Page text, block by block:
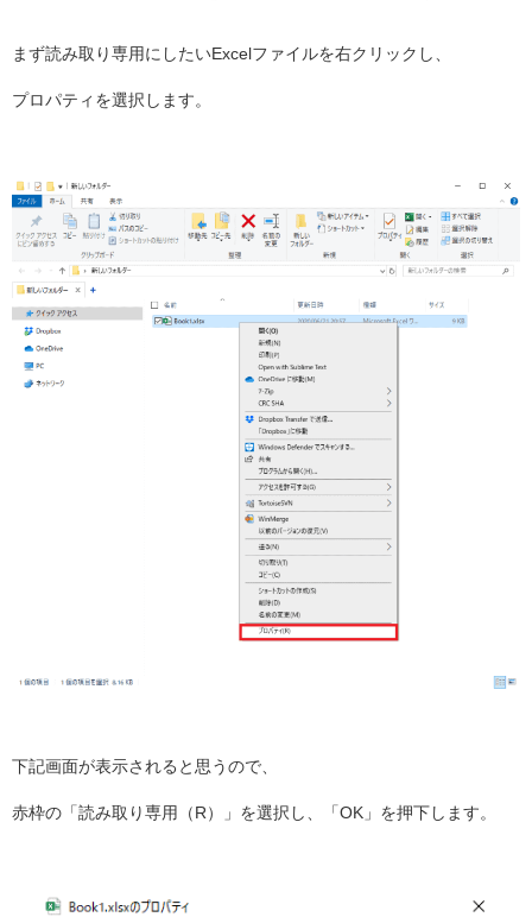
まず読み取り専用にしたいExcelファイルを右クリックし、
プロパティを選択します。
下記画面が表示されると思うので、
赤枠の「読み取り専用（R）」を選択し、「OK」を押下します。